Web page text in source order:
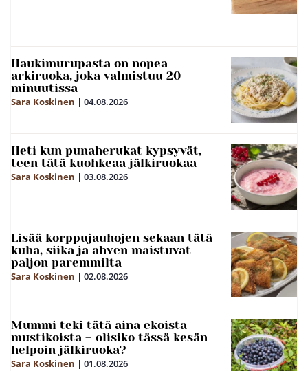
Haukimurupasta on nopea
arkiruoka, joka valmistuu 20
minuutissa
Sara Koskinen | 04.08.2026
Heti kun punaherukat kypsyvät,
teen tätä kuohkeaa jälkiruokaa
Sara Koskinen | 03.08.2026
Lisää korppujauhojen sekaan tätä –
kuha, siika ja ahven maistuvat
paljon paremmilta
Sara Koskinen | 02.08.2026
Mummi teki tätä aina ekoista
mustikoista – olisiko tässä kesän
helpoin jälkiruoka?
Sara Koskinen | 01.08.2026